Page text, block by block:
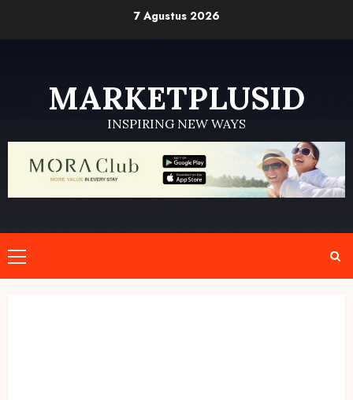
7 Agustus 2026
MARKETPLUSID
INSPIRING NEW WAYS
Primary
Menu